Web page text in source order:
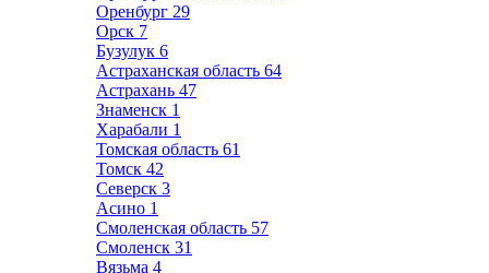
Оренбург 29
Орск 7
Бузулук 6
Астраханская область 64
Астрахань 47
Знаменск 1
Харабали 1
Томская область 61
Томск 42
Северск 3
Асино 1
Смоленская область 57
Смоленск 31
Вязьма 4